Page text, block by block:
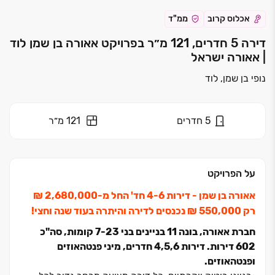
אכלוס קרוב ממ"ד
דירה 5 חדרים, 121 מ״ר בפרויקט אאורה בן שמן לוד
| אאורה ישראל
נופי בן שמן, לוד
5 חדרים 121 מ״ר
על הפרויקט
אאורה בן שמן - דירות ‏4-6 חד' החל מ‏-2,680,000 ‏₪
רק ‏550,000 ‏₪ נכנסים לדירה והיתרה בעוד שנה וחצי!
חברת אאורה, בונה ‏11 בניינים בני ‏7-23 קומות, סה"כ
דירות ‏4,5,6 חדרים, מיני פנטהאוזים
ופנטהאוזים.